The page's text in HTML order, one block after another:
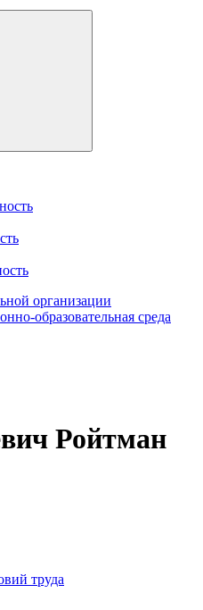
организации
образовательная среда
Ройтман
труда